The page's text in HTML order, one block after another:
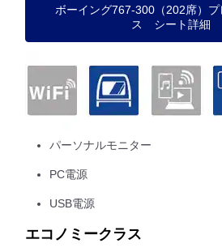
ボーイング767-300（202席）プ
ス シート詳細
パーソナルモニター
PC電源
USB電源
エコノミークラス